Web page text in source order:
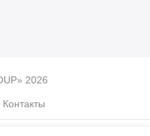
2026
Контакты